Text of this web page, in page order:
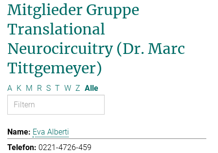
Mitglieder Gruppe
Translational
Neurocircuitry (Dr. Marc
Tittgemeyer)
A K M R S T W Z Alle
Eva Alberti
0221-4726-459